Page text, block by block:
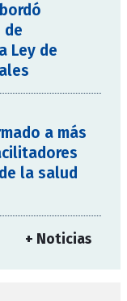
de
Ley de
a más
la salud
+ Noticias